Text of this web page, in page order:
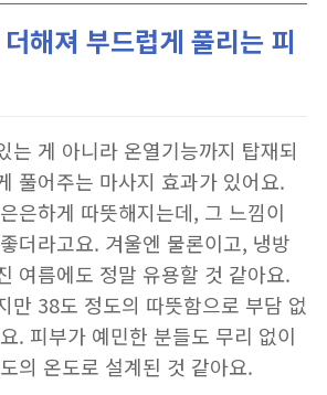
해져 부드럽게 풀리는 피
는 게 아니라 온열기능까지 탑재되
풀어주는 마사지 효과가 있어요.
은하게 따뜻해지는데, 그 느낌이
더라고요. 겨울엔 물론이고, 냉방
여름에도 정말 유용할 것 같아요.
만 38도 정도의 따뜻함으로 부담 없
. 피부가 예민한 분들도 무리 없이
의 온도로 설계된 것 같아요.